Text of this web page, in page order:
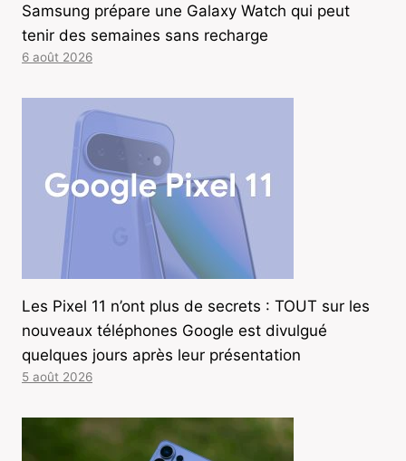
Samsung prépare une Galaxy Watch qui peut
tenir des semaines sans recharge
6 août 2026
Les Pixel 11 n’ont plus de secrets : TOUT sur les
nouveaux téléphones Google est divulgué
quelques jours après leur présentation
5 août 2026